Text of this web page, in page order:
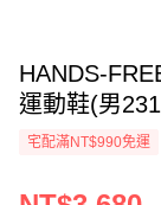
HANDS-
運動鞋(男
宅配滿NT$990免運